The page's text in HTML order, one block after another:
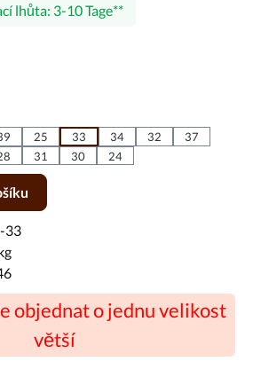
lhůta: 3-10 Tage
25 33 34 32
37
31 30
24
požadované množství nebo pomocí
33
objednat o jednu velikost
větší